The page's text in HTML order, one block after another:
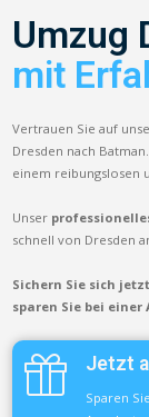
Umzug
mit
Vertrauen Sie auf
Dresden nach
einem reibungslosen
Unser
schnell von Dresden
Sichern Sie sich
sparen Sie bei einer
Jetzt
Sparen